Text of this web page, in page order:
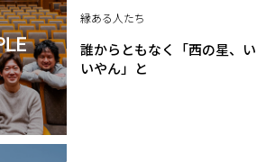
縁ある人たち
誰からともなく「西の星、い
いやん」と